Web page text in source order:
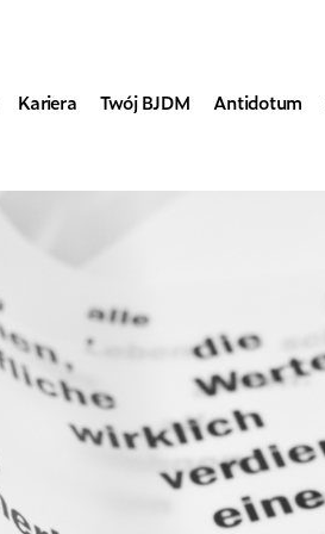
Kariera Twój BJDM Antidotum